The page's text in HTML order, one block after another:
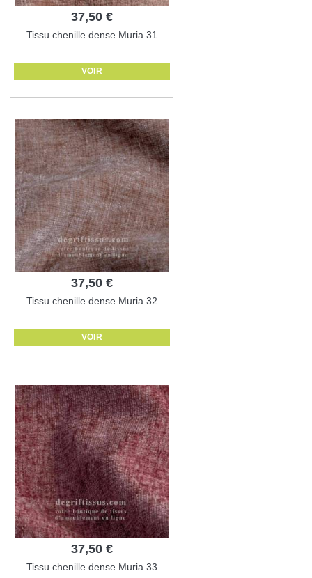
37,50 €
Tissu chenille dense Muria 31
VOIR
37,50 €
Tissu chenille dense Muria 32
VOIR
37,50 €
Tissu chenille dense Muria 33